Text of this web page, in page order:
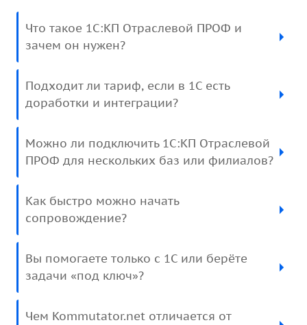
Что такое 1С:КП Отраслевой ПРОФ и
зачем он нужен?
Подходит ли тариф, если в 1С есть
доработки и интеграции?
Можно ли подключить 1С:КП Отраслевой
ПРОФ для нескольких баз или филиалов?
Как быстро можно начать
сопровождение?
Вы помогаете только с 1С или берёте
задачи «под ключ»?
Чем Kommutator.net отличается от